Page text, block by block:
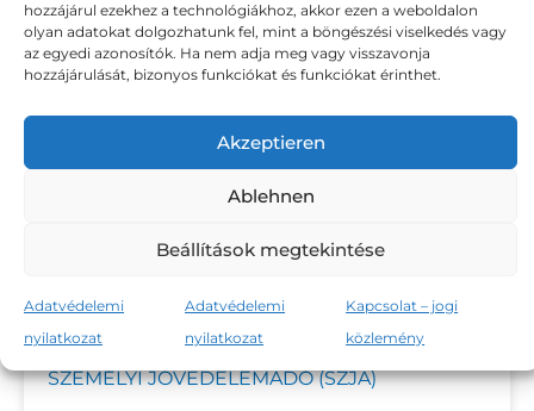
hozzájárul ezekhez a technológiákhoz, akkor ezen a weboldalon
olyan adatokat dolgozhatunk fel, mint a böngészési viselkedés vagy
az egyedi azonosítók. Ha nem adja meg vagy visszavonja
hozzájárulását, bizonyos funkciókat és funkciókat érinthet.
Akzeptieren
Ablehnen
Beállítások megtekintése
Adatvédelemi
nyilatkozat
Adatvédelemi
nyilatkozat
Kapcsolat – jogi
közlemény
https://www.financialsigns.eu/wp-
content/uploads/2025/06/41-Afa.mp4 Ennek
rövidítése az ÁFA. Ezt az adót forgalmi adónak
is nevezik. Ez azt jelenti, hogy, amikor valaki
vásárol valamit, az eladó nem tarthatja meg az
összes pénzt. Egy részét be kell fizetnie az
államnak. Ezért az adót belekalkulálják az
GO TO PAGE »
SZEMÉLYI JÖVEDELEMADÓ (SZJA)